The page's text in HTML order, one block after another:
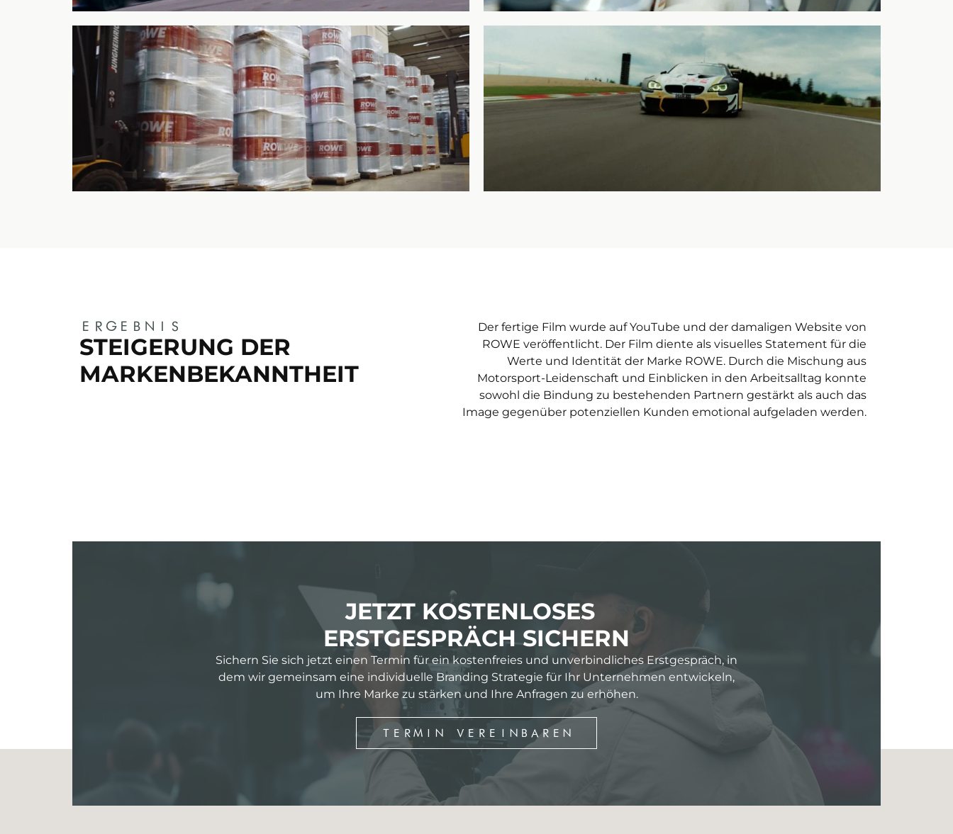
ERGEBNIS
STEIGERUNG DER
MARKENBEKANNTHEIT
Der fertige Film wurde auf YouTube und der damaligen Website von
ROWE veröffentlicht. Der Film diente als visuelles Statement für die
Werte und Identität der Marke ROWE. Durch die Mischung aus
Motorsport-Leidenschaft und Einblicken in den Arbeitsalltag konnte
sowohl die Bindung zu bestehenden Partnern gestärkt als auch das
Image gegenüber potenziellen Kunden emotional aufgeladen werden.
JETZT KOSTENLOSES
ERSTGESPRÄCH SICHERN
Sichern Sie sich jetzt einen Termin für ein kostenfreies und unverbindliches Erstgespräch, in
dem wir gemeinsam eine individuelle Branding Strategie für Ihr Unternehmen entwickeln,
um Ihre Marke zu stärken und Ihre Anfragen zu erhöhen.
TERMIN VEREINBAREN